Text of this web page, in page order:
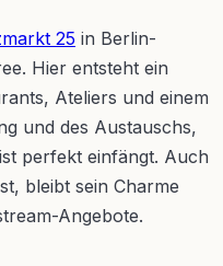
25 in Berlin-
Hier entsteht ein
Ateliers und einem
und des Austauschs,
perfekt einfängt. Auch
bleibt sein Charme
Angebote.